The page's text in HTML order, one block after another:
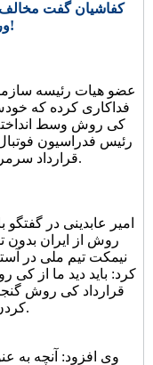
کفاشیان گفت
ورزش فداکاری کرد!
عضو هیات رئیسه
فداکاری کرده که
کی روش وسط
رئیس فدراسیون
قرارداد سرمربی پرتغالی تیم ملی بوده است.
امیر عابدینی در
روش از ایران
نیمکت تیم ملی در
کرد: باید دید ما از کی
قرارداد کی روش
کردن آن موفق بوده است.
وی افزود: آنچه به